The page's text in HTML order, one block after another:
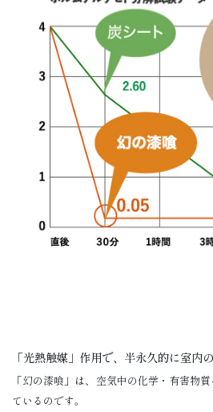
「光熱触媒」作用で、半永久的に室内
「幻の漆喰」は、空気中の化学・有害物
ているのです。